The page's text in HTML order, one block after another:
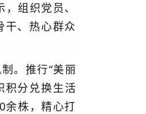
组织党员、
干、热心群众
。 推行“美丽
积分兑换生活
余株，精心打